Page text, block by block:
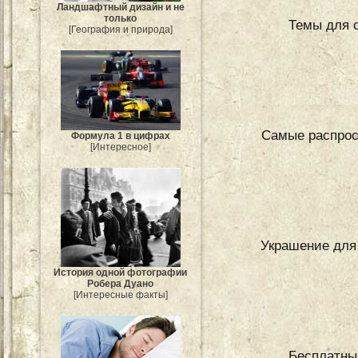
Ландшафтный дизайн и не
только
[География и природа]
Формула 1 в цифрах
[Интересное]
История одной фотографии
Робера Дуано
[Интересные факты]
Темы для
Самые
Украшение